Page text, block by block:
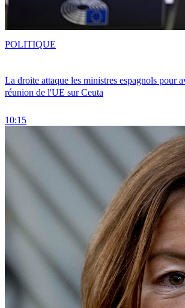
La droite attaque les ministres espagnols pour
réunion de l'UE sur Ceuta
10:15
POLITIQUE